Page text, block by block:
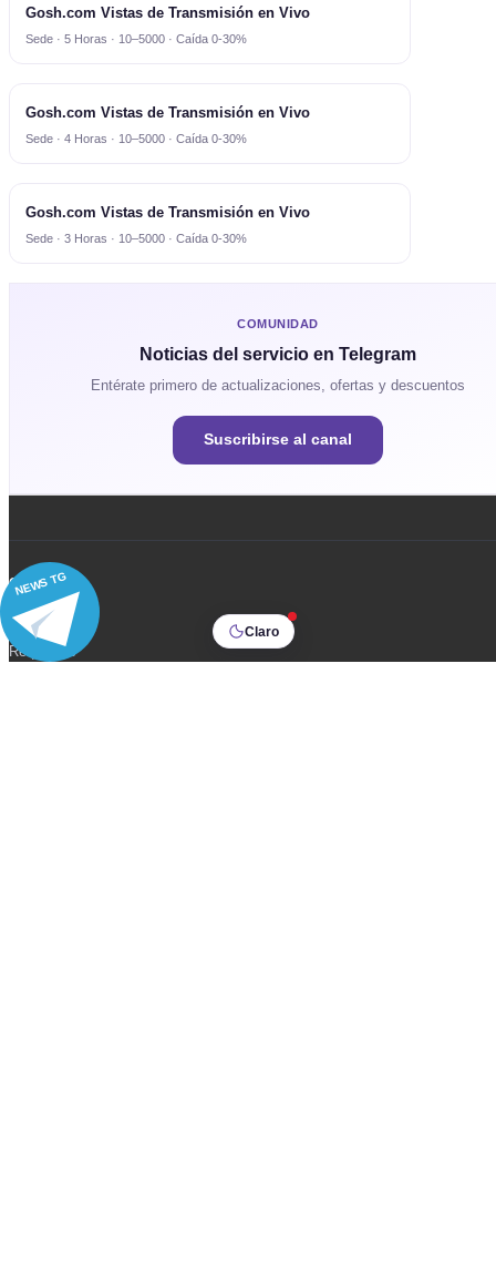
Claro
NEWS TG
Gosh.com Vistas de Transmisión en Vivo
Sede · 5 Horas · 10–5000 · Caída 0-30%
Gosh.com Vistas de Transmisión en Vivo
Sede · 4 Horas · 10–5000 · Caída 0-30%
Gosh.com Vistas de Transmisión en Vivo
Sede · 3 Horas · 10–5000 · Caída 0-30%
COMUNIDAD
Noticias del servicio en Telegram
Entérate primero de actualizaciones, ofertas y descuentos
Suscribirse al canal
COMPANY
Contacts
Requisites